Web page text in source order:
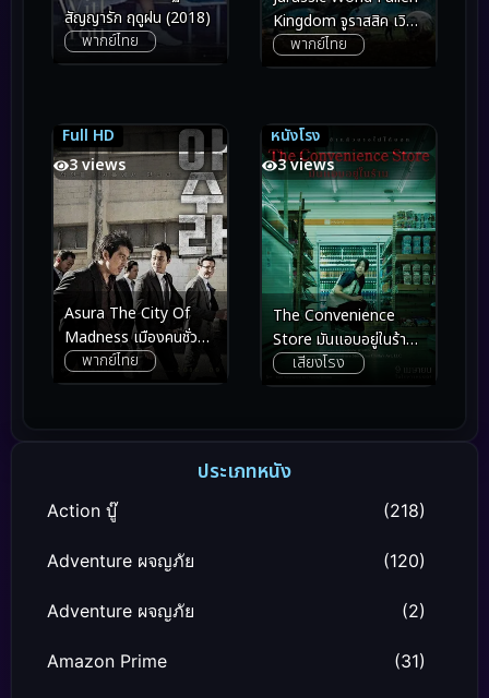
สัญญารัก ฤดูฝน (2018)
พากย์ไทย
Kingdom จูราสสิค เวิลด์
อาณาจักรล่มสลาย
(2018)
พากย์ไทย
Full HD
8.2
3 views
8.2
Asura The City Of
Madness เมืองคนชั่ว
(แล้วเราจะกลัวใคร)
(2016)
พากย์ไทย
หนังโรง
3.8
3 views
3.8
The Convenience
Store มันแอบอยู่ในร้าน
(2026)เสียงโรง
ประเภทหนัง
Action บู๊ (218)
Adventure ผจญภัย (120)
Adventure ผจญภัย (2)
Amazon Prime (31)